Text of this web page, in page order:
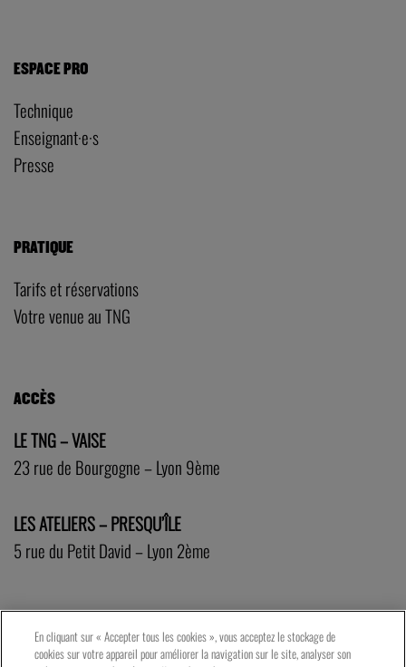
ESPACE PRO
Technique
Enseignant·e·s
Presse
PRATIQUE
Tarifs et réservations
Votre venue au TNG
ACCÈS
LE TNG – VAISE
23 rue de Bourgogne – Lyon 9ème
LES ATELIERS – PRESQU’ÎLE
5 rue du Petit David – Lyon 2ème
En cliquant sur « Accepter tous les cookies », vous acceptez le stockage de
cookies sur votre appareil pour améliorer la navigation sur le site, analyser son